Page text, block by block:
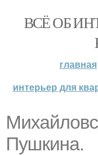
ВСЁ ОБ
главная
интерьер для
Пушкина.